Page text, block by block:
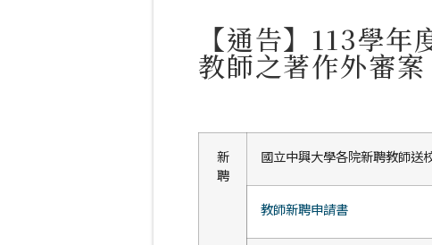
【通告】113學
教師之著作外審
新
聘
國立中興大學各院新聘教師送
教師新聘申請書